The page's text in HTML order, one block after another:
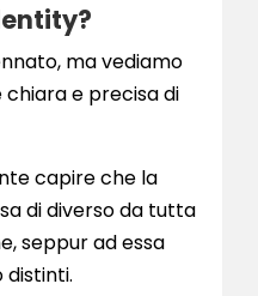
ma vediamo
chiara e precisa di
capire che la
di diverso da tutta
seppur ad essa